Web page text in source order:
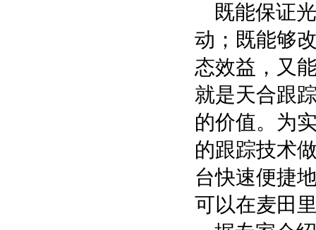
既能保证
动；既能够
态效益，又
就是天合跟
的价值。为
的跟踪技术
台快速便捷
可以在麦田